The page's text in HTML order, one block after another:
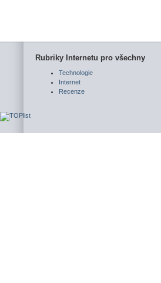
Rubriky Internetu pro všechny
Technologie
Internet
Recenze